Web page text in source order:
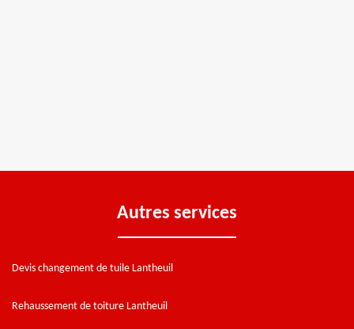
Autres services
Devis changement de tuile Lantheuil
Rehaussement de toiture Lantheuil